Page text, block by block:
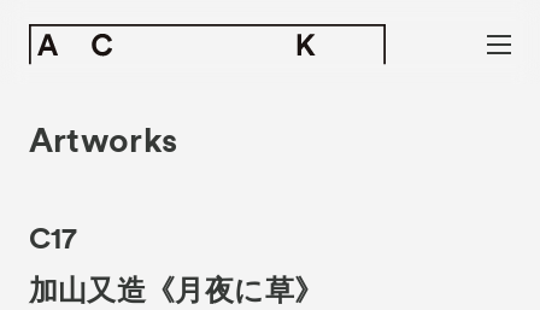
Artworks
C17
加山又造《月夜に草》